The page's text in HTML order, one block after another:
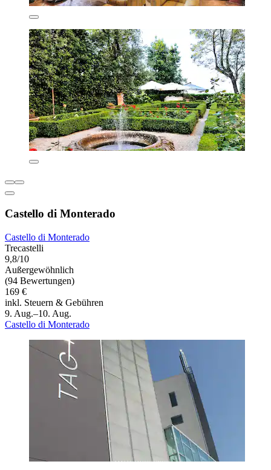
Castello di Monterado
Castello di Monterado
Trecastelli
9,8/10
Außergewöhnlich
(94 Bewertungen)
169 €
inkl. Steuern & Gebühren
9. Aug.–10. Aug.
Castello di Monterado